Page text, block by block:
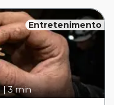
Entretenimento
|3 min